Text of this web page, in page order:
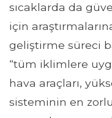
sıcaklarda da
için
geliştirme süreci
“tüm iklimlere
hava araçları,
sisteminin en